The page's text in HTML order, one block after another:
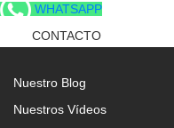
WHATSAPP
CONTACTO
Nuestro Blog
Nuestros Vídeos